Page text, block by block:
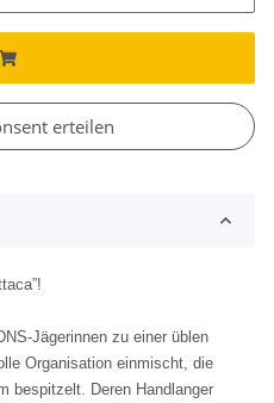
erteilen
Jägerinnen zu einer üblen
Organisation einmischt, die
bespitzelt. Deren Handlanger